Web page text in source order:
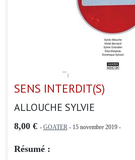
SENS INTERDIT(S)
ALLOUCHE SYLVIE
8,00 € - GOATER - 15 novembre 2019 -
Résumé :